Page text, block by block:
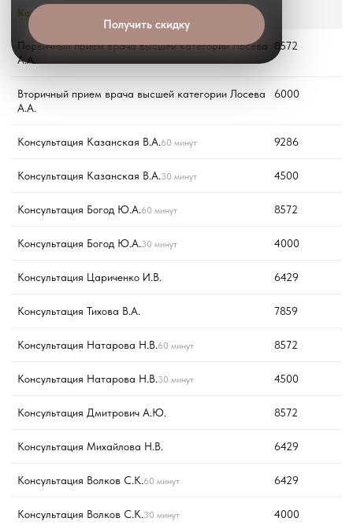
Получить скидку
Консультации специалистов
Первичный прием врача высшей категории Лосева
А.А.
8572
Вторичный прием врача высшей категории Лосева
А.А.
6000
Консультация Казанская В.А.60 минут 9286
Консультация Казанская В.А.30 минут 4500
Консультация Богод Ю.А.60 минут 8572
Консультация Богод Ю.А.30 минут 4000
Консультация Цариченко И.В. 6429
Консультация Тихова В.А. 7859
Консультация Натарова Н.В.60 минут 8572
Консультация Натарова Н.В.30 минут 4500
Консультация Дмитрович А.Ю. 8572
Консультация Михайлова Н.В. 6429
Консультация Волков С.К.60 минут 6429
Консультация Волков С.К.30 минут 4000